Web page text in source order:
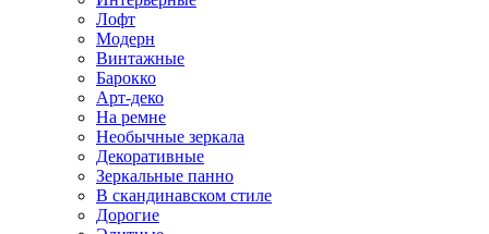
Лофт
Модерн
Винтажные
Барокко
Арт-деко
На ремне
Необычные зеркала
Декоративные
Зеркальные панно
В скандинавском стиле
Дорогие